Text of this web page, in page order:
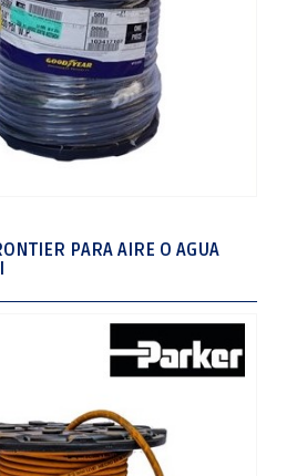
PARA AIRE O AGUA